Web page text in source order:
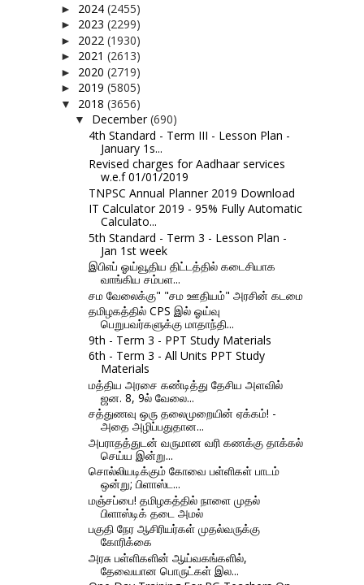
► 2024 (2455)
► 2023 (2299)
► 2022 (1930)
► 2021 (2613)
► 2020 (2719)
► 2019 (5805)
▼ 2018 (3656)
▼ December(690)
4th Standard - Term III - Lesson Plan -
January 1s...
Revised charges for Aadhaar services
w.e.f 01/01/2019
TNPSC Annual Planner 2019 Download
IT Calculator 2019 - 95% Fully Automatic
Calculato...
5th Standard - Term 3 - Lesson Plan -
Jan 1st week
இபிஎப் ஓய்வூதிய திட்டத்தில் கடைசியாக
வாங்கிய சம்பள...
சம வேலைக்கு" "சம ஊதியம்" அரசின் கடமை
தமிழகத்தில் CPS இல் ஓய்வு
பெறுபவர்களுக்கு மாதாந்தி...
9th - Term 3 - PPT Study Materials
6th - Term 3 - All Units PPT Study
Materials
மத்திய அரசை கண்டித்து தேசிய அளவில்
ஜன. 8, 9ல் வேலை...
சத்துணவு ஒரு தலைமுறையின் ஏக்கம்! -
அதை அழிப்பதுதான...
அபராதத்துடன் வருமான வரி கணக்கு தாக்கல்
செய்ய இன்று...
சொல்லியடிக்கும் கோவை பள்ளிகள் பாடம்
ஒன்று; பிளாஸ்ட...
மஞ்சப்பை! தமிழகத்தில் நாளை முதல்
பிளாஸ்டிக் தடை அமல்
பகுதி நேர ஆசிரியர்கள் முதல்வருக்கு
கோரிக்கை
அரசு பள்ளிகளின் ஆய்வகங்களில்,
தேவையான பொருட்கள் இல...